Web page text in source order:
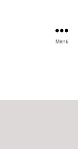
Menü